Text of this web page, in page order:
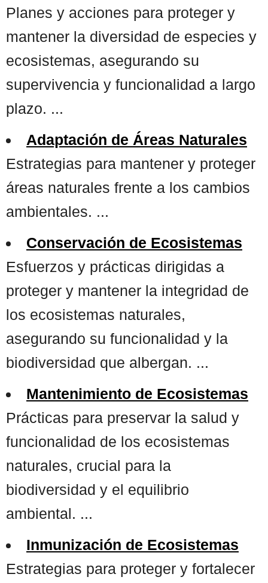
Planes y acciones para proteger y
mantener la diversidad de especies y
ecosistemas, asegurando su
supervivencia y funcionalidad a largo
plazo. ...
Adaptación de Áreas Naturales
Estrategias para mantener y proteger
áreas naturales frente a los cambios
ambientales. ...
Conservación de Ecosistemas
Esfuerzos y prácticas dirigidas a
proteger y mantener la integridad de
los ecosistemas naturales,
asegurando su funcionalidad y la
biodiversidad que albergan. ...
Mantenimiento de Ecosistemas
Prácticas para preservar la salud y
funcionalidad de los ecosistemas
naturales, crucial para la
biodiversidad y el equilibrio
ambiental. ...
Inmunización de Ecosistemas
Estrategias para proteger y fortalecer